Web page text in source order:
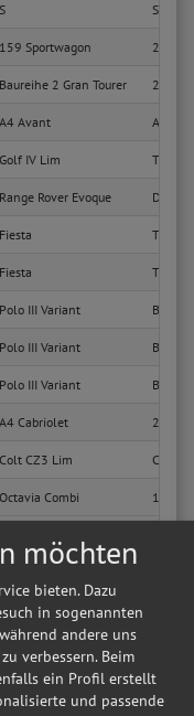
S S 350
159 Sportwagon 2.2
Baureihe 2 Gran Tourer 220 d
A4 Avant
Golf IV Lim
Range Rover Evoque
Fiesta
Fiesta
Polo III Variant Basis
Polo III Variant Basis
Polo III Variant Basis
A4 Cabriolet 2.0 TDI
Colt CZ3 Lim CZT
Octavia Combi 1.8 T
Anfrage jetzt stellen
C4 Lim Confort
möchten
bieten. Dazu
in sogenannten
andere uns
verbessern. Beim
ein Profil erstellt
und passende